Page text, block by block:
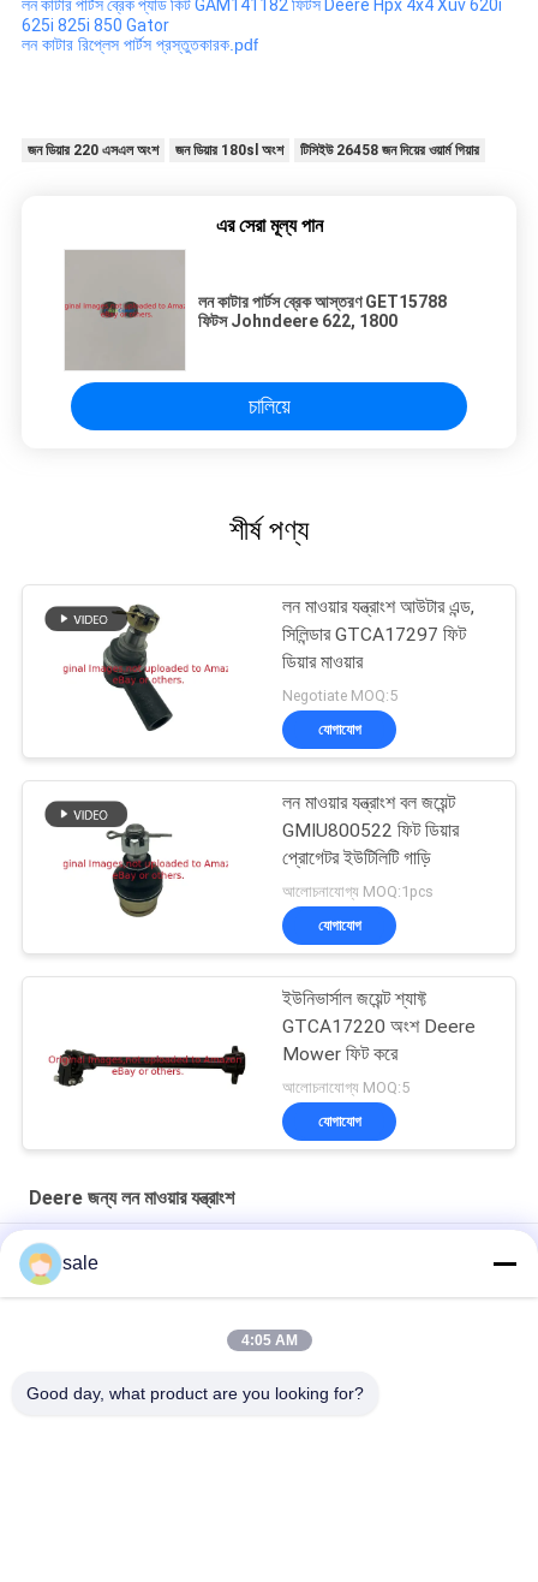
লন কাটার পার্টস ব্রেক প্যাড কিট GAM141182 ফিটস Deere Hpx 4x4 Xuv 620i
625i 825i 850 Gator
লন কাটার রিপ্লেস পার্টস প্রস্তুতকারক.pdf
জন ডিয়ার 220 এসএল অংশ জন ডিয়ার 180sl অংশ টিসিইউ 26458 জন দিয়ের ওয়ার্ম গিয়ার
এর সেরা মূল্য পান
লন কাটার পার্টস ব্রেক আস্তরণ GET15788
ফিটস Johndeere 622, 1800
চালিয়ে
শীর্ষ পণ্য
লন মাওয়ার যন্ত্রাংশ আউটার এন্ড,
সিলিন্ডার GTCA17297 ফিট
ডিয়ার মাওয়ার
Negotiate MOQ:5
যোগাযোগ
লন মাওয়ার যন্ত্রাংশ বল জয়েন্ট
GMIU800522 ফিট ডিয়ার
প্রোগেটর ইউটিলিটি গাড়ি
আলোচনাযোগ্য MOQ:1pcs
যোগাযোগ
ইউনিভার্সাল জয়েন্ট শ্যাফ্ট
GTCA17220 অংশ Deere
Mower ফিট করে
আলোচনাযোগ্য MOQ:5
যোগাযোগ
Deere জন্য লন মাওয়ার যন্ত্রাংশ
ড্রাইভ গিয়ারকেস ইনপুট পলি GMT1074 জন ডিয়ার গ্রিনসমাভারের জন্য
ক্লাচ প্রো গেটর 2030 2020 ক্লাচ ডিস প্রেসার প্লেট GM809222 GM809221
sale
4:05 AM
Good day, what product are you looking for?